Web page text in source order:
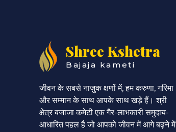
Shree Kshetra
Bajaja kameti
जीवन के सबसे नाज़ुक क्षणों में, हम करुणा, गरिमा
और सम्मान के साथ आपके साथ खड़े हैं। श्री
क्षेत्र बजाजा कमेटी एक गैर-लाभकारी समुदाय-
आधारित पहल है जो आपको जीवन में आगे बढ़ने में